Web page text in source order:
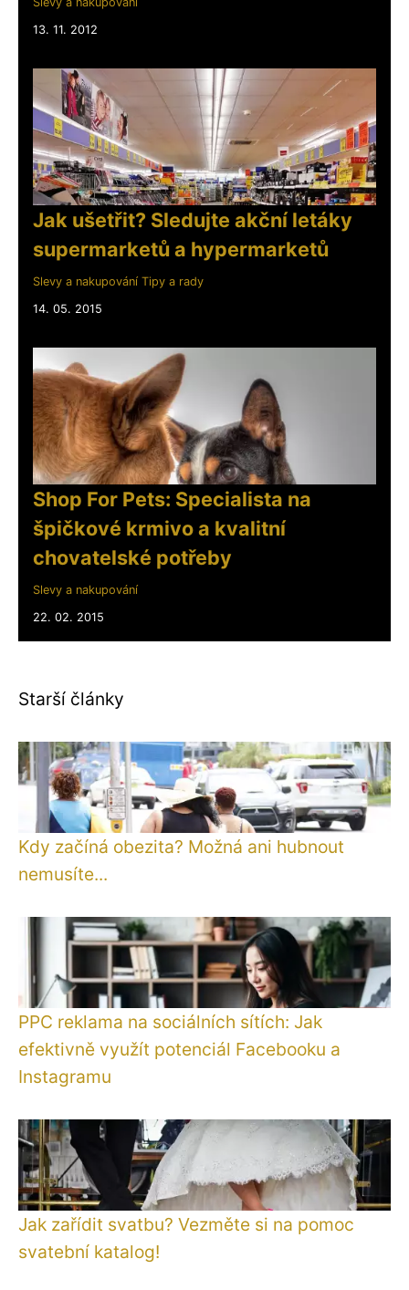
13. 11. 2012
Jak ušetřit? Sledujte akční letáky
supermarketů a hypermarketů
Slevy a nakupování Tipy a rady
14. 05. 2015
Shop For Pets: Specialista na
špičkové krmivo a kvalitní
chovatelské potřeby
Slevy a nakupování
22. 02. 2015
Starší články
Kdy začíná obezita? Možná ani hubnout
nemusíte...
PPC reklama na sociálních sítích: Jak
efektivně využít potenciál Facebooku a
Instagramu
Jak zařídit svatbu? Vezměte si na pomoc
svatební katalog!